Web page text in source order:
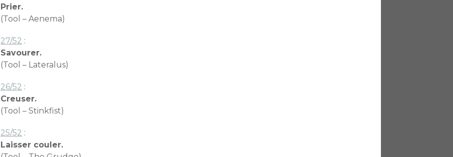
Prier.
(Tool – Aenema)
27/52 :
Savourer.
(Tool – Lateralus)
26/52 :
Creuser.
(Tool – Stinkfist)
25/52 :
Laisser couler.